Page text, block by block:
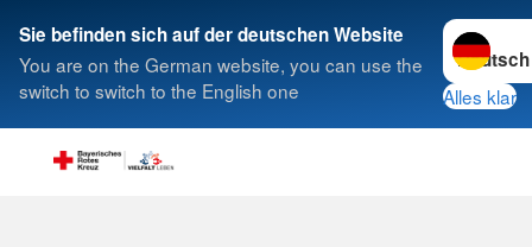
Sie befinden sich auf der deutschen Website
You are on the German website, you can use the
switch to switch to the English one
Sprache
Alles klar
Suche